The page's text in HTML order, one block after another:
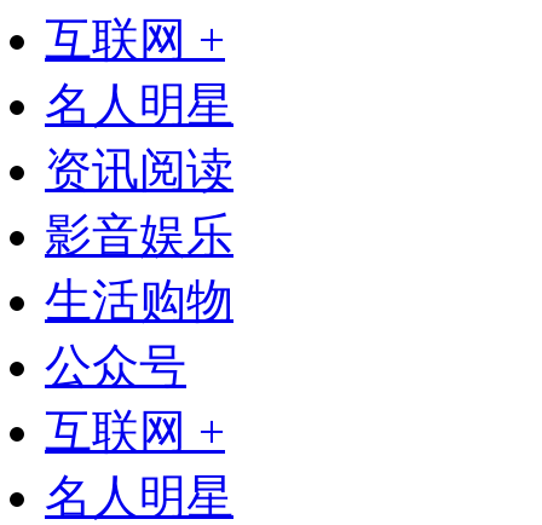
互联网 +
名人明星
资讯阅读
影音娱乐
生活购物
公众号
互联网 +
名人明星